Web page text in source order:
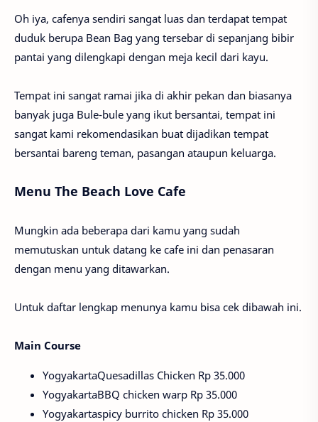
Oh iya, cafenya sendiri sangat luas dan terdapat tempat
duduk berupa Bean Bag yang tersebar di sepanjang bibir
pantai yang dilengkapi dengan meja kecil dari kayu.
Tempat ini sangat ramai jika di akhir pekan dan biasanya
banyak juga Bule-bule yang ikut bersantai, tempat ini
sangat kami rekomendasikan buat dijadikan tempat
bersantai bareng teman, pasangan ataupun keluarga.
Menu The Beach Love Cafe
Mungkin ada beberapa dari kamu yang sudah
memutuskan untuk datang ke cafe ini dan penasaran
dengan menu yang ditawarkan.
Untuk daftar lengkap menunya kamu bisa cek dibawah ini.
Main Course
YogyakartaQuesadillas Chicken Rp 35.000
YogyakartaBBQ chicken warp Rp 35.000
Yogyakartaspicy burrito chicken Rp 35.000